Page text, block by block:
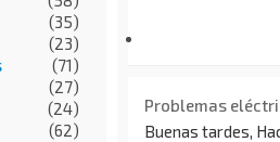
Problemas
Buenas tardes,
(35)
(23)
(71)
(27)
(24)
(62)